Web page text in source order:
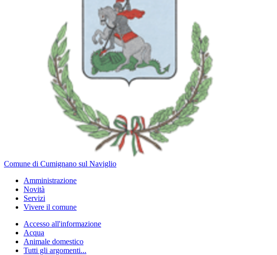
Comune di Cumignano sul Naviglio
Amministrazione
Novità
Servizi
Vivere il comune
Accesso all'informazione
Acqua
Animale domestico
Tutti gli argomenti...